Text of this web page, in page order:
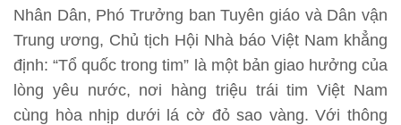
Nhân Dân, Phó Trưởng ban Tuyên giáo và Dân vận
Trung ương, Chủ tịch Hội Nhà báo Việt Nam khẳng
định: “Tổ quốc trong tim” là một bản giao hưởng của
lòng yêu nước, nơi hàng triệu trái tim Việt Nam
cùng hòa nhịp dưới lá cờ đỏ sao vàng. Với thông